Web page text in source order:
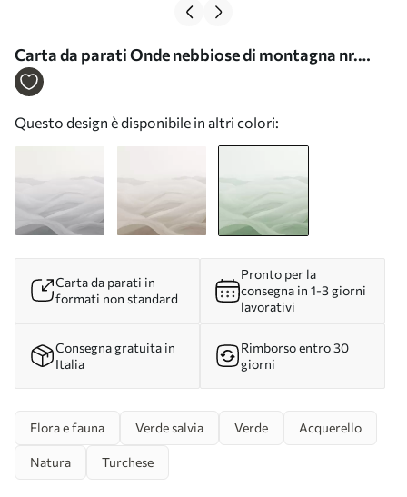
Carta da parati Onde nebbiose di montagna nr.
w02034v2
Questo design è disponibile in altri colori:
Carta da parati in
formati non standard
Pronto per la
consegna in 1-3 giorni
lavorativi
Consegna gratuita in
Italia
Rimborso entro 30
giorni
Flora e fauna Verde salvia Verde Acquerello
Natura Turchese